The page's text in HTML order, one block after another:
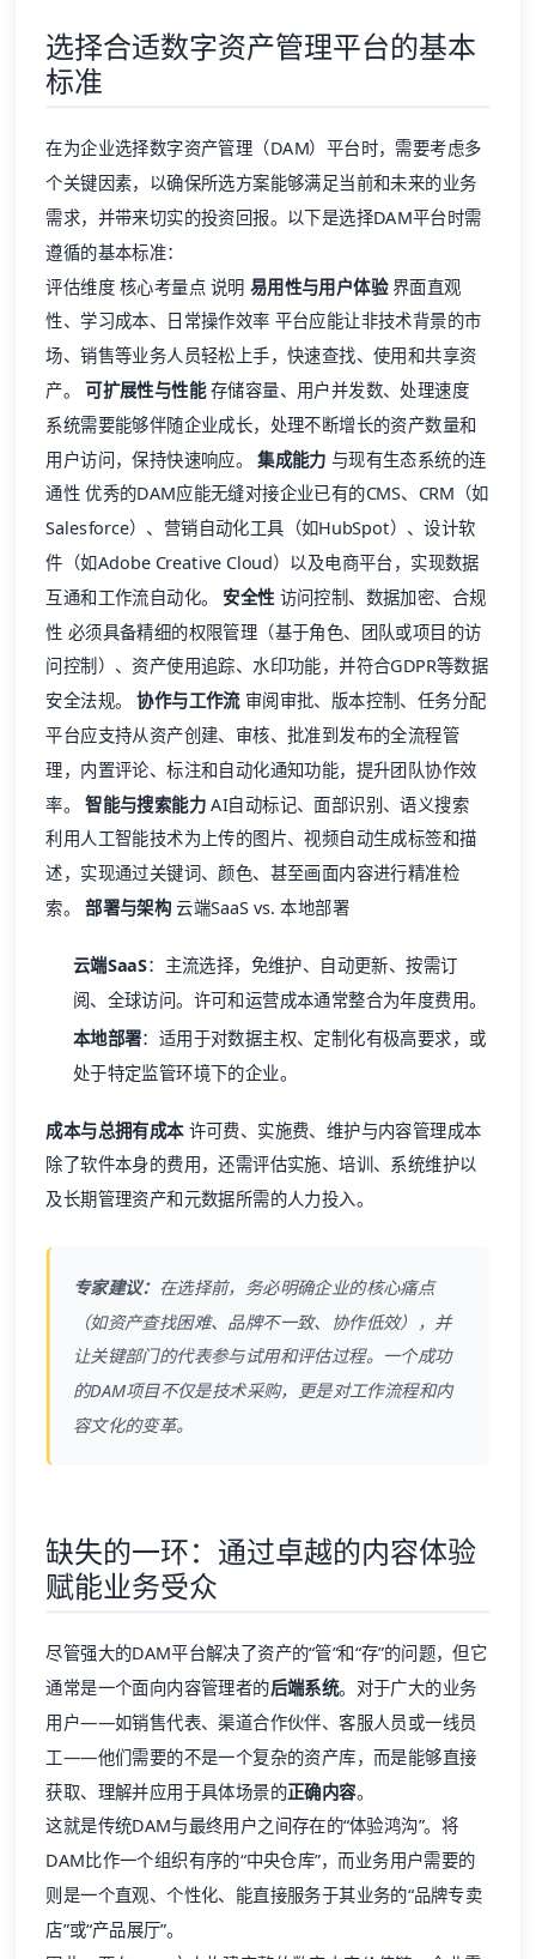
选择合适数字资产管理平台的基本
标准
在为企业选择数字资产管理（DAM）平台时，需要考虑多
个关键因素，以确保所选方案能够满足当前和未来的业务
需求，并带来切实的投资回报。以下是选择DAM平台时需
遵循的基本标准：
评估维度 核心考量点 说明 易用性与用户体验界面直观
性、学习成本、日常操作效率 平台应能让非技术背景的市
场、销售等业务人员轻松上手，快速查找、使用和共享资
产。可扩展性与性能存储容量、用户并发数、处理速度
系统需要能够伴随企业成长，处理不断增长的资产数量和
用户访问，保持快速响应。集成能力 与现有生态系统的连
通性 优秀的DAM应能无缝对接企业已有的CMS、CRM（如
Salesforce）、营销自动化工具（如HubSpot）、设计软
件（如Adobe Creative Cloud）以及电商平台，实现数据
互通和工作流自动化。 安全性 访问控制、数据加密、合规
性 必须具备精细的权限管理（基于角色、团队或项目的访
问控制）、资产使用追踪、水印功能，并符合GDPR等数据
安全法规。协作与工作流审阅审批、版本控制、任务分配
平台应支持从资产创建、审核、批准到发布的全流程管
理，内置评论、标注和自动化通知功能，提升团队协作效
率。智能与搜索能力 AI自动标记、面部识别、语义搜索
利用人工智能技术为上传的图片、视频自动生成标签和描
述，实现通过关键词、颜色、甚至画面内容进行精准检
索。部署与架构 云端SaaS vs. 本地部署
云端SaaS：主流选择，免维护、自动更新、按需订
阅、全球访问。许可和运营成本通常整合为年度费用。
本地部署：适用于对数据主权、定制化有极高要求，或
处于特定监管环境下的企业。
成本与总拥有成本许可费、实施费、维护与内容管理成本
除了软件本身的费用，还需评估实施、培训、系统维护以
及长期管理资产和元数据所需的人力投入。
专家建议： 在选择前，务必明确企业的核心痛点
（如资产查找困难、品牌不一致、协作低效），并
让关键部门的代表参与试用和评估过程。一个成功
的DAM项目不仅是技术采购，更是对工作流程和内
容文化的变革。
缺失的一环：通过卓越的内容体验
赋能业务受众
尽管强大的DAM平台解决了资产的“管”和“存”的问题，但它
通常是一个面向内容管理者的后端系统。对于广大的业务
用户——如销售代表、渠道合作伙伴、客服人员或一线员
工——他们需要的不是一个复杂的资产库，而是能够直接
获取、理解并应用于具体场景的正确内容。
这就是传统DAM与最终用户之间存在的“体验鸿沟”。将
DAM比作一个组织有序的“中央仓库”，而业务用户需要的
则是一个直观、个性化、能直接服务于其业务的“品牌专卖
店”或“产品展厅”。